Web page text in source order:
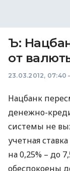
Ъ:
от
23.03.2012, 07:40
Нацбанк
денежно-
системы не
учетная
на 0,25% – до
обеспокоены